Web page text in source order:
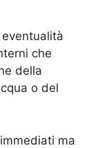
eventualità
che
della
o del
ma